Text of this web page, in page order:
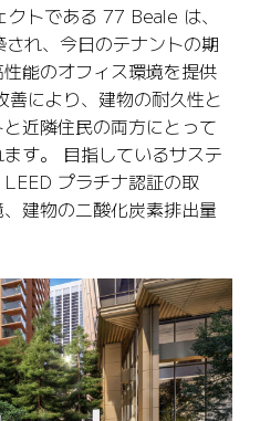
トである 77 Beale は、
れ、今日のテナントの期
能のオフィス環境を提供
善により、建物の耐久性と
近隣住民の両方にとって
す。 目指しているサステ
プラチナ認証の取
建物の二酸化炭素排出量